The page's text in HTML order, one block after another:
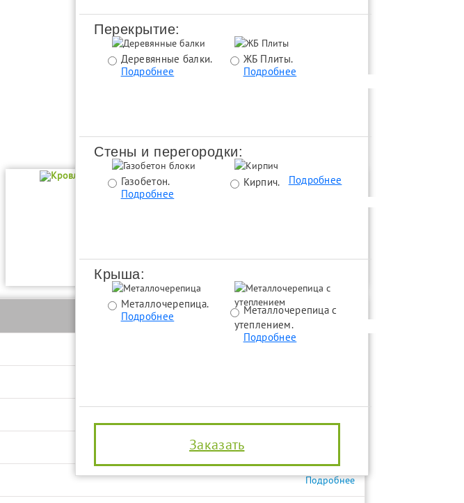
Кровля Коммуникация
Подробнее
Перекрытие:
Деревянные балки.
Подробнее
ЖБ Плиты.
Подробнее
Подробнее
Стены и перегородки:
Газобетон.
Подробнее
Кирпич. Подробнее
Подробнее
Крыша:
Металлочерепица.
Подробнее
Металлочерепица с
утеплением.
Подробнее
Подробнее
Заказать